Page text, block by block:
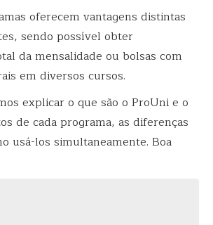
oferecem vantagens distintas
sendo possível obter
da mensalidade ou bolsas com
em diversos cursos.
explicar o que são o ProUni e o
de cada programa, as diferenças
usá-los simultaneamente. Boa